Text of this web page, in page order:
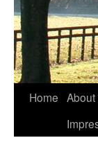
Skip
Home